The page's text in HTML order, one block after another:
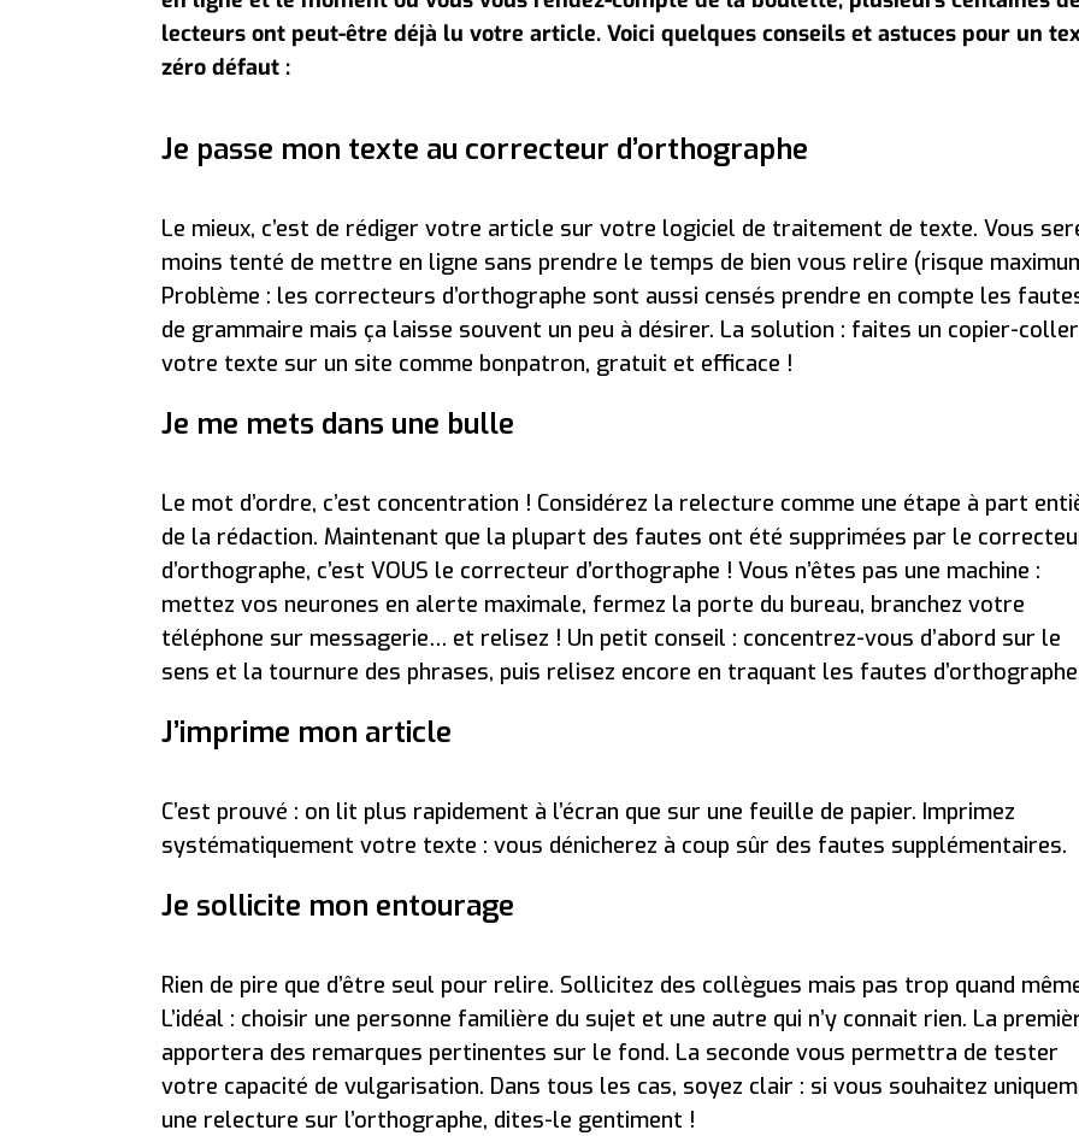
lecteurs ont peut-être déjà lu votre article. Voici quelques conseils et astuces pour un
zéro défaut :
Je passe mon texte au correcteur d’orthographe
Le mieux, c’est de rédiger votre article sur votre logiciel de traitement de texte. Vous
moins tenté de mettre en ligne sans prendre le temps de bien vous relire (risque
Problème : les correcteurs d’orthographe sont aussi censés prendre en compte les
de grammaire mais ça laisse souvent un peu à désirer. La solution : faites un copier-
votre texte sur un site comme bonpatron, gratuit et efficace !
Je me mets dans une bulle
Le mot d’ordre, c’est concentration ! Considérez la relecture comme une étape à part
de la rédaction. Maintenant que la plupart des fautes ont été supprimées par le
d’orthographe, c’est VOUS le correcteur d’orthographe ! Vous n’êtes pas une machine :
mettez vos neurones en alerte maximale, fermez la porte du bureau, branchez votre
téléphone sur messagerie… et relisez ! Un petit conseil : concentrez-vous d’abord sur le
sens et la tournure des phrases, puis relisez encore en traquant les fautes
J’imprime mon article
C’est prouvé : on lit plus rapidement à l’écran que sur une feuille de papier. Imprimez
systématiquement votre texte : vous dénicherez à coup sûr des fautes supplémentaires.
Je sollicite mon entourage
Rien de pire que d’être seul pour relire. Sollicitez des collègues mais pas trop quand
L’idéal : choisir une personne familière du sujet et une autre qui n’y connait rien. La
apportera des remarques pertinentes sur le fond. La seconde vous permettra de tester
votre capacité de vulgarisation. Dans tous les cas, soyez clair : si vous souhaitez
une relecture sur l’orthographe, dites-le gentiment !